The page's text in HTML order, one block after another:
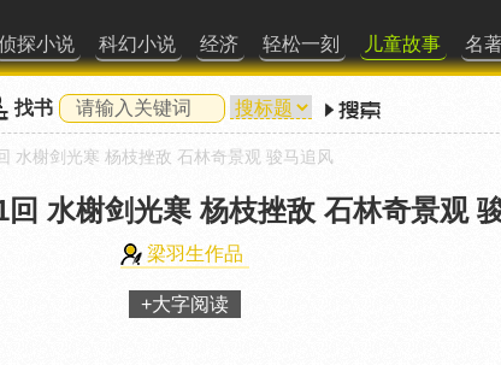
探小说 科幻小说 经济 轻松一刻 儿童故事 名
找书
水榭剑光寒 杨枝挫敌 石林奇景观 骏马追风
回 水榭剑光寒 杨枝挫敌 石林奇景观
梁羽生作品
+大字阅读